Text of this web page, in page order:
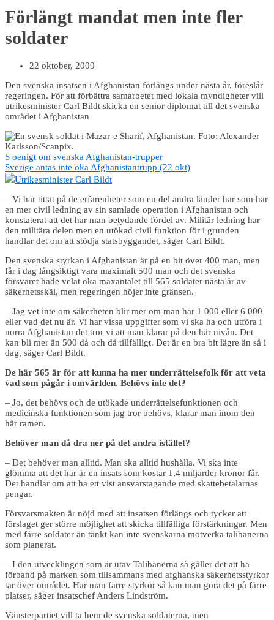
Förlängt mandat men inte fler
soldater
22 oktober, 2009
Den svenska insatsen i Afghanistan förlängs under nästa år, föreslår
regeringen. För att förbättra samarbetet med lokala myndigheter vill
utrikesminister Carl Bildt skicka en senior diplomat till det svenska
området i Afghanistan
S oenigt om svenska Afghanistan-trupper
Sverige antas inte öka Afghanistantrupp (22 okt)
Utrikesminister Carl Bildt
– Vi har tittat på de erfarenheter som en del andra länder har som har
en mer civil ledning av sin samlade operation i Afghanistan och
konstaterat att det har man betydande fördel av. Militär ledning har
den militära delen men en utökad civil funktion för i grunden
handlar det om att stödja statsbyggandet, säger Carl Bildt.
Den svenska styrkan i Afghanistan är på en bit över 400 man, men
får i dag långsiktigt vara maximalt 500 man och det svenska
försvaret hade velat öka maxantalet till 565 soldater nästa år av
säkerhetsskäl, men regeringen höjer inte gränsen.
– Jag vet inte om säkerheten blir mer om man har 1 000 eller 6 000
eller vad det nu är. Vi har vissa uppgifter som vi ska ha och utföra i
norra Afghanistan det tror vi att man klarar på den här nivån. Det
kan bli mer än 500 då och då tillfälligt. Det är en bra bit lägre än så i
dag, säger Carl Bildt.
De här 565 är för att kunna ha mer underrättelsefolk för att veta
vad som pågår i omvärlden. Behövs inte det?
– Jo, det behövs och de utökade underrättelsefunktionen och
medicinska funktionen som jag tror behövs, klarar man inom den
här ramen.
Behöver man då dra ner på det andra istället?
– Det behöver man alltid. Man ska alltid hushålla. Vi ska inte
glömma att det här är en insats som kostar 1,4 miljarder kronor får.
Det handlar om att ha ett vist ansvarstagande med skattebetalarnas
pengar.
Försvarsmakten är nöjd med att insatsen förlängs och tycker att
förslaget ger större möjlighet att skicka tillfälliga förstärkningar. Men
med färre soldater än tänkt kan inte svenskarna motverka talibanerna
som planerat.
– I den utvecklingen som är utav Talibanerna så gäller det att ha
förband på marken som tillsammans med afghanska säkerhetsstyrkor
tar över området. Har man färre styrkor så kan man göra det på färre
platser, säger insatschef Anders Lindström.
Vänsterpartiet vill ta hem de svenska soldaterna, men